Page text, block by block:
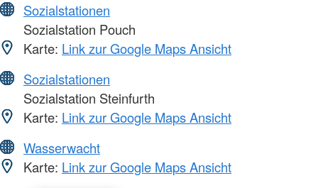
Sozialstationen
Sozialstation Pouch
Karte: Link zur Google Maps Ansicht
Sozialstationen
Sozialstation Steinfurth
Karte: Link zur Google Maps Ansicht
Wasserwacht
Karte: Link zur Google Maps Ansicht